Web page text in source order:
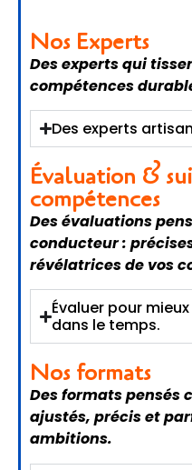
Nos Experts
Des experts qui
compétences
Des experts
Évaluation &
compétences
Des évaluations
conducteur :
révélatrices de vos
Évaluer pour
dans le temps.
Nos formats
Des formats pensés
ajustés, précis et
ambitions.